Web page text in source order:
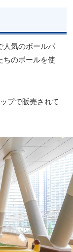
人気のボールパ
ちのボールを使
プで販売されて